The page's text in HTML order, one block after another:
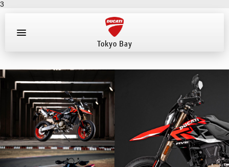
3
Tokyo Bay
店舗へ電話する
047-307-1098
新車
中古車
試乗車